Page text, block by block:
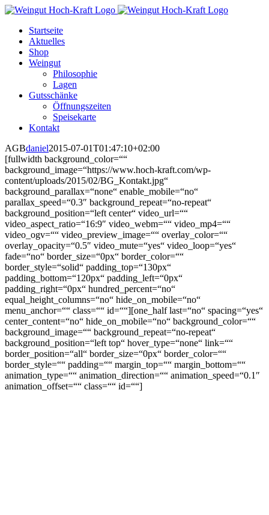
Zum
springenStartseite
Aktuelles
Shop
Weingut
Philosophie
Lagen
Gutsschänke
Öffnungszeiten
Speisekarte
Kontakt
AGBdaniel2015-07-01T01:47:10+02:00
[fullwidth background_color=““
background_image=“https://www.hoch-kraft.com/wp-
content/uploads/2015/02/BG_Kontakt.jpg“
background_parallax=“none“ enable_mobile=“no“
parallax_speed=“0.3″ background_repeat=“no-repeat“
background_position=“left center“ video_url=““
video_aspect_ratio=“16:9″ video_webm=““ video_mp4=““
video_ogv=““ video_preview_image=““ overlay_color=““
overlay_opacity=“0.5″ video_mute=“yes“ video_loop=“yes“
fade=“no“ border_size=“0px“ border_color=““
border_style=“solid“ padding_top=“130px“
padding_bottom=“120px“ padding_left=“0px“
padding_right=“0px“ hundred_percent=“no“
equal_height_columns=“no“ hide_on_mobile=“no“
menu_anchor=““ class=““ id=““][one_half last=“no“ spacing=“yes“
center_content=“no“ hide_on_mobile=“no“ background_color=““
background_image=““ background_repeat=“no-repeat“
background_position=“left top“ hover_type=“none“ link=““
border_position=“all“ border_size=“0px“ border_color=““
border_style=““ padding=““ margin_top=““ margin_bottom=““
animation_type=““ animation_direction=““ animation_speed=“0.1″
animation_offset=““ class=““ id=““]